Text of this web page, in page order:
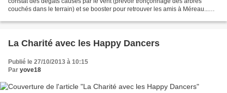
couchés dans le terrain) et se booster pour retrouver les amis à Méreau...
La Charité avec les Happy Dancers
Publié le 27/10/2013 à 10:15
Par yove18